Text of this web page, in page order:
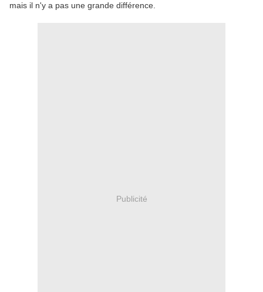
mais il n'y a pas une grande différence.
Publicité